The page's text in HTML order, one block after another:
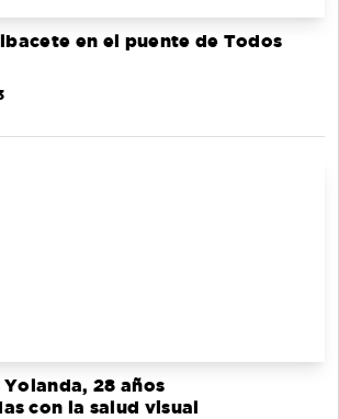
en el puente de Todos
28 años
con la salud visual